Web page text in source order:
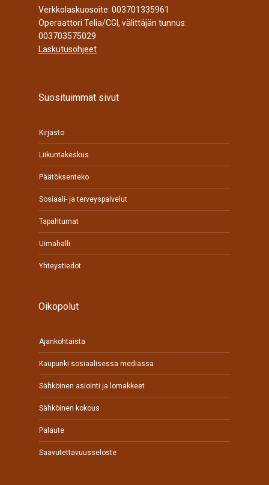
Verkkolaskuosoite: 003701335961
Operaattori Telia/CGI, välittäjän tunnus:
003703575029
Laskutusohjeet
Suosituimmat sivut
Kirjasto
Liikuntakeskus
Päätöksenteko
Sosiaali- ja terveyspalvelut
Tapahtumat
Uimahalli
Yhteystiedot
Oikopolut
Ajankohtaista
Kaupunki sosiaalisessa mediassa
Sähköinen asiointi ja lomakkeet
Sähköinen kokous
Palaute
Saavutettavuusseloste